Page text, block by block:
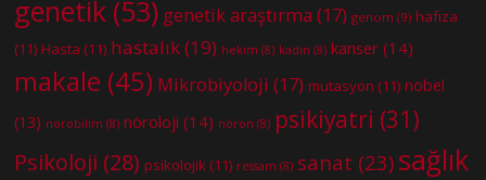
genetik (53) genetik araştırma (17) genom (9) hafıza
(11) Hasta (11) hastalık(19) hekim (8) kadın (8) kanser (14)
makale (45) Mikrobiyoloji (17) mutasyon (11) nobel
(13) nörobilim (8) nöroloji (14) nöron (8) psikiyatri (31)
Psikoloji (28) psikolojik (11) ressam (8) sanat (23) sağlık